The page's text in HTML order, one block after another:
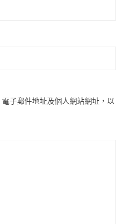
子郵件地址及個人網站網址，以